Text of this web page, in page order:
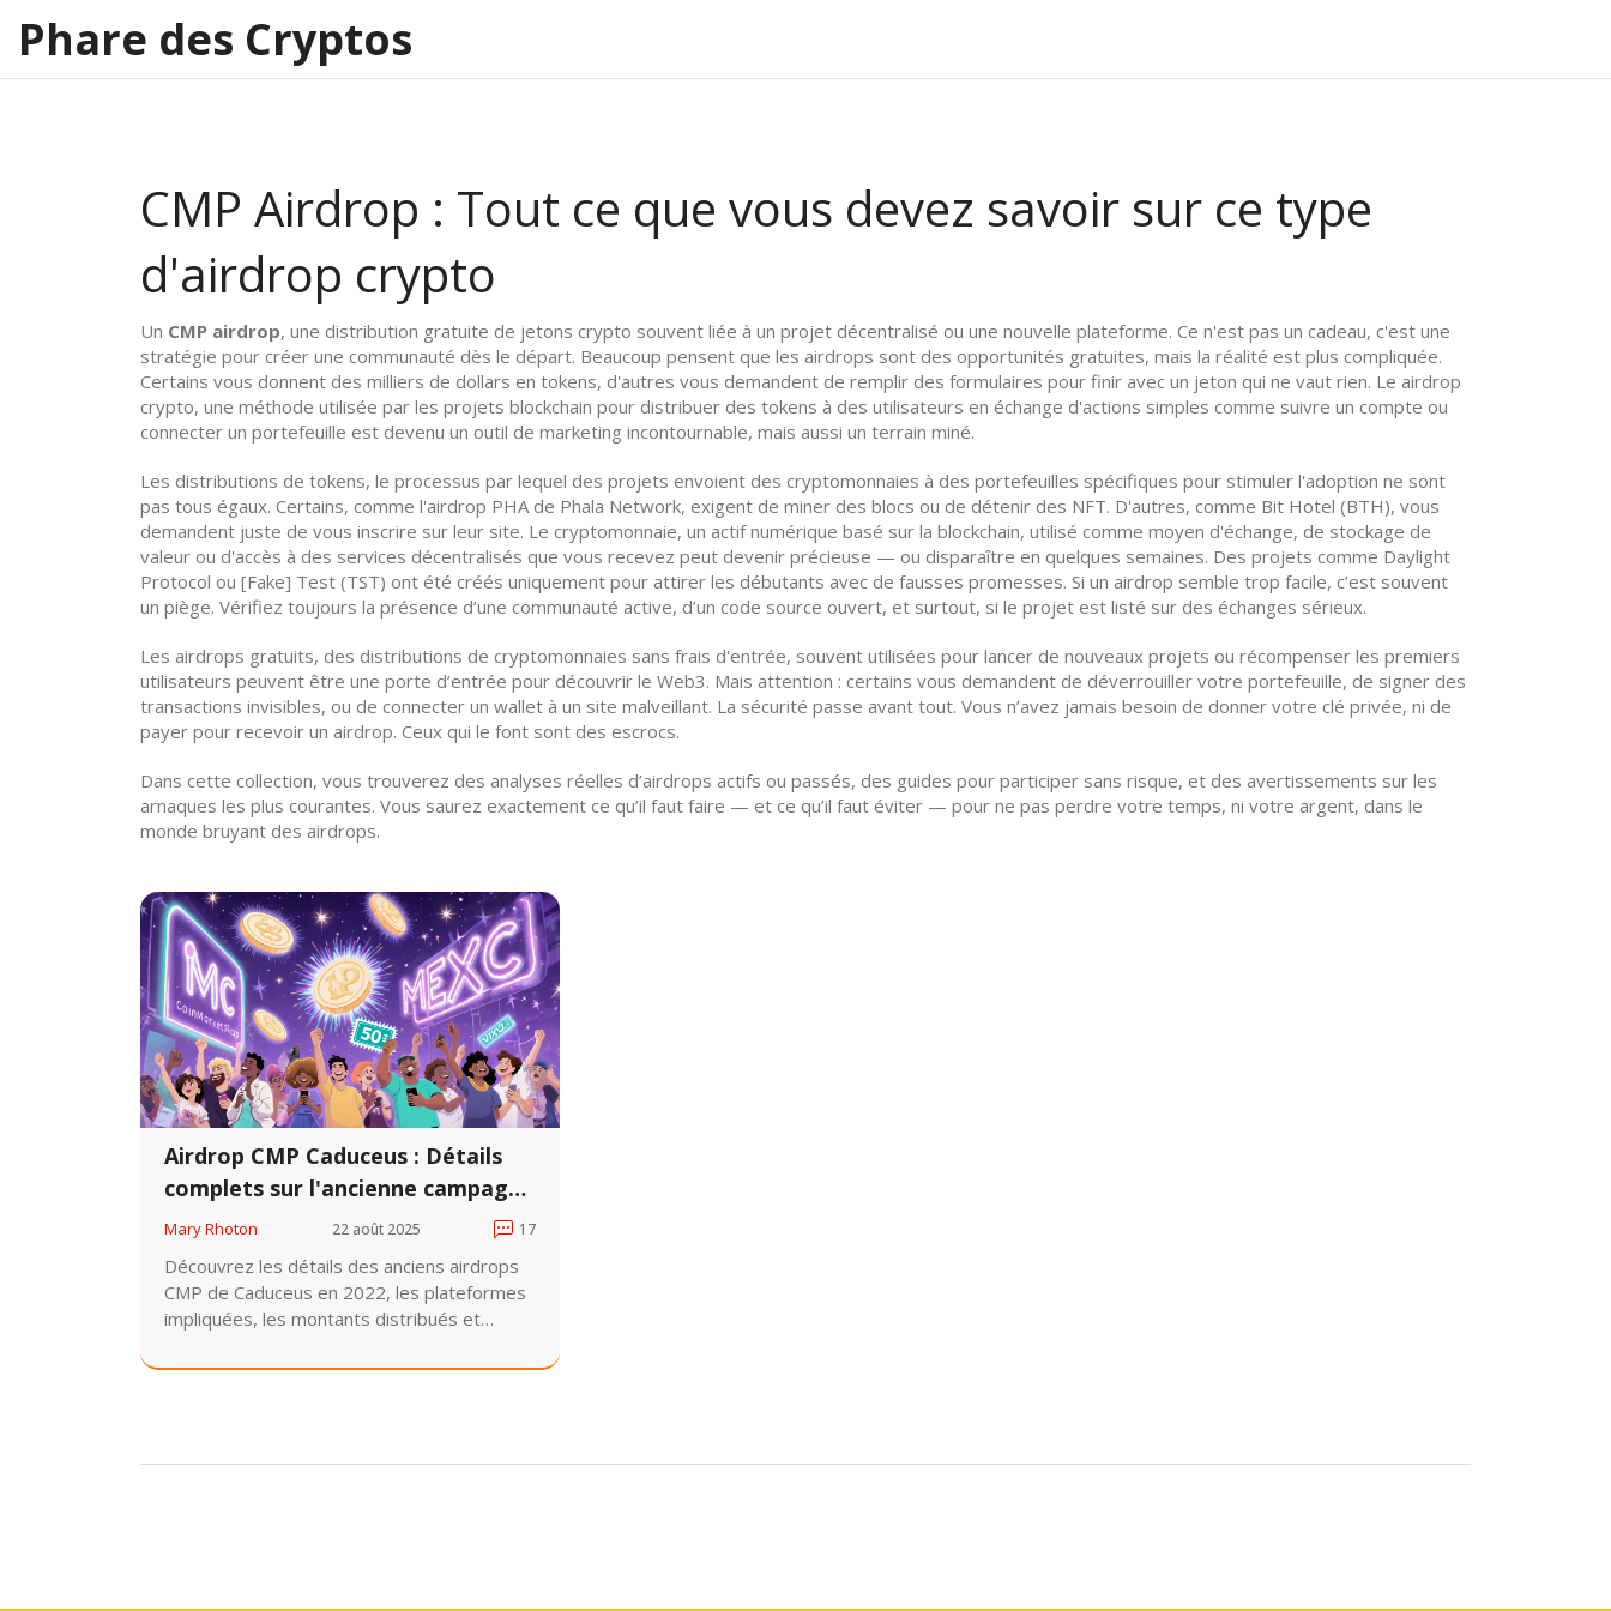
Phare des Cryptos
CMP Airdrop : Tout ce que vous devez savoir sur ce type
d'airdrop crypto
Un CMP airdrop, une distribution gratuite de jetons crypto souvent liée à un projet décentralisé ou une nouvelle plateforme. Ce n'est pas un cadeau, c'est une
stratégie pour créer une communauté dès le départ. Beaucoup pensent que les airdrops sont des opportunités gratuites, mais la réalité est plus compliquée.
Certains vous donnent des milliers de dollars en tokens, d'autres vous demandent de remplir des formulaires pour finir avec un jeton qui ne vaut rien. Le airdrop
crypto, une méthode utilisée par les projets blockchain pour distribuer des tokens à des utilisateurs en échange d'actions simples comme suivre un compte ou
connecter un portefeuille est devenu un outil de marketing incontournable, mais aussi un terrain miné.
Les distributions de tokens, le processus par lequel des projets envoient des cryptomonnaies à des portefeuilles spécifiques pour stimuler l'adoption ne sont
pas tous égaux. Certains, comme l'airdrop PHA de Phala Network, exigent de miner des blocs ou de détenir des NFT. D'autres, comme Bit Hotel (BTH), vous
demandent juste de vous inscrire sur leur site. Le cryptomonnaie, un actif numérique basé sur la blockchain, utilisé comme moyen d'échange, de stockage de
valeur ou d'accès à des services décentralisés que vous recevez peut devenir précieuse — ou disparaître en quelques semaines. Des projets comme Daylight
Protocol ou [Fake] Test (TST) ont été créés uniquement pour attirer les débutants avec de fausses promesses. Si un airdrop semble trop facile, c’est souvent
un piège. Vérifiez toujours la présence d’une communauté active, d’un code source ouvert, et surtout, si le projet est listé sur des échanges sérieux.
Les airdrops gratuits, des distributions de cryptomonnaies sans frais d'entrée, souvent utilisées pour lancer de nouveaux projets ou récompenser les premiers
utilisateurs peuvent être une porte d’entrée pour découvrir le Web3. Mais attention : certains vous demandent de déverrouiller votre portefeuille, de signer des
transactions invisibles, ou de connecter un wallet à un site malveillant. La sécurité passe avant tout. Vous n’avez jamais besoin de donner votre clé privée, ni de
payer pour recevoir un airdrop. Ceux qui le font sont des escrocs.
Dans cette collection, vous trouverez des analyses réelles d’airdrops actifs ou passés, des guides pour participer sans risque, et des avertissements sur les
arnaques les plus courantes. Vous saurez exactement ce qu’il faut faire — et ce qu’il faut éviter — pour ne pas perdre votre temps, ni votre argent, dans le
monde bruyant des airdrops.
Airdrop CMP Caduceus : Détails
complets sur l'ancienne campagne
et comment elle a fonctionné
Mary Rhoton 22 août 2025 17
Découvrez les détails des anciens airdrops
CMP de Caduceus en 2022, les plateformes
impliquées, les montants distribués et
campagne marketing.